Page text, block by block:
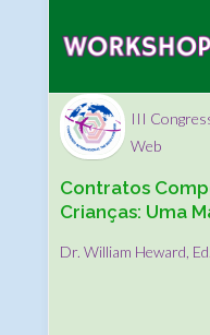
III
Web
Contratos
Crianças: Uma
Dr. William Heward,